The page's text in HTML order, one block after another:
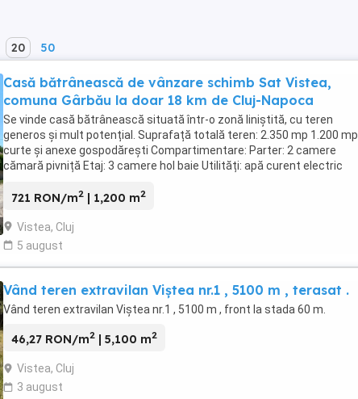
20 50
Casă bătrânească de vânzare schimb Sat Vistea,
comuna Gârbău la doar 18 km de Cluj-Napoca
Se vinde casă bătrânească situată într-o zonă liniștită, cu teren
generos și mult potențial. Suprafață totală teren: 2.350 mp 1.200 mp
curte și anexe gospodărești Compartimentare: Parter: 2 camere
cămară pivniță Etaj: 3 camere hol baie Utilități: apă curent electric
721 RON/m2 | 1,200 m2
Vistea, Cluj
5 august
Vând teren extravilan Viștea nr.1 , 5100 m , terasat .
Vând teren extravilan Viștea nr.1 , 5100 m , front la stada 60 m.
46,27 RON/m2 | 5,100 m2
Vistea, Cluj
3 august